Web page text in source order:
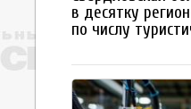
в десятку
по числу